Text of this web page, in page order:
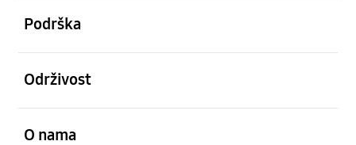
Podrška
Održivost
O nama